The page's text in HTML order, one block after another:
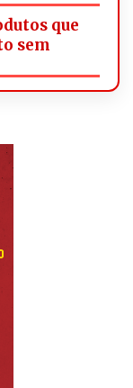
que
sem